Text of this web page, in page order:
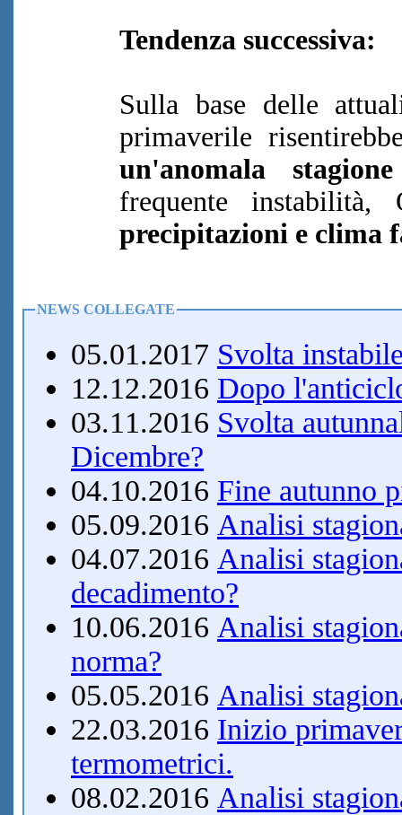
Tendenza successiva:
Sulla base delle
primaverile
un'anomala
frequente
precipitazioni e clima
NEWS COLLEGATE
05.01.2017 Svolta
12.12.2016 Dopo
03.11.2016 Svolta
Dicembre?
04.10.2016
Fine
05.09.2016 Analisi
04.07.2016 Analisi
decadimento?
10.06.2016 Analisi
norma?
05.05.2016 Analisi
22.03.2016 Inizio
termometrici.
08.02.2016 Analisi